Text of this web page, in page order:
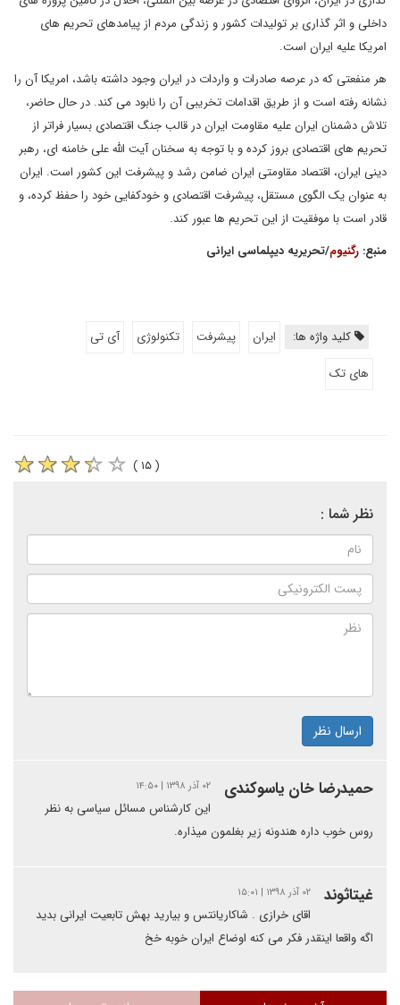
داخلی و اثر گذاری بر تولیدات کشور و زندگی مردم از پیامدهای تحریم های
امریکا علیه ایران است.
هر منفعتی که در عرصه صادرات و واردات در ایران وجود داشته باشد، امریکا آن را
نشانه رفته است و از طریق اقدامات تخریبی آن را نابود می کند. در حال حاضر،
تلاش دشمنان ایران علیه مقاومت ایران در قالب جنگ اقتصادی بسیار فراتر از
تحریم های اقتصادی بروز کرده و با توجه به سخنان آیت الله علی خامنه ای، رهبر
دینی ایران، اقتصاد مقاومتی ایران ضامن رشد و پیشرفت این کشور است. ایران
به عنوان یک الگوی مستقل، پیشرفت اقتصادی و خودکفایی خود را حفظ کرده، و
قادر است با موفقیت از این تحریم ها عبور کند.
منبع: رگنیوم/تحریریه دیپلماسی ایرانی
کلید واژه ها: ایران پیشرفت تکنولوژی
آی تی
های تک
( ۱۵ )
نظر شما :
ارسال نظر
حمیدرضا خان یاسوکندی ۰۲ آذر ۱۳۹۸ | ۱۴:۵۰
این کارشناس مسائل سیاسی به نظر
روس خوب داره هندونه زیر بغلمون میذاره.
غیتاثوند ۰۲ آذر ۱۳۹۸ | ۱۵:۰۱
اقای خرازی . شاکاریانتس و بیارید بهش تابعیت ایرانی بدید
اگه واقعا اینقدر فکر می کنه اوضاع ایران خوبه خخ